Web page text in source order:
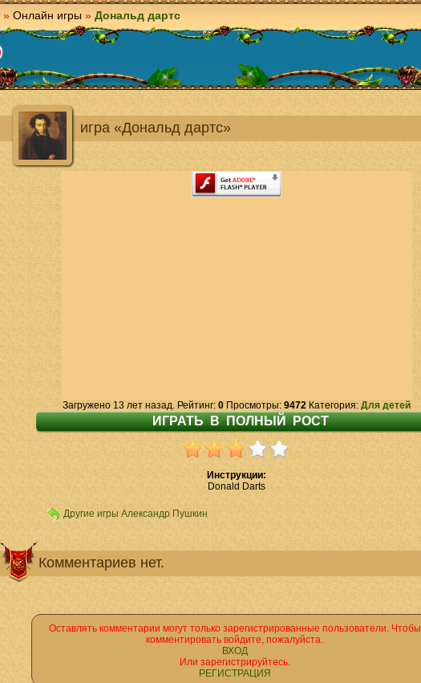
» Онлайн игры » Дональд дартс
игра «Дональд дартс»
Загружено 13 лет назад. Рейтинг: 0Просмотры: 9472Категория: Для детей
Инструкции:
Donald Darts
Другие игры Александр Пушкин
Комментариев нет.
Оставлять комментарии могут только зарегистрированные пользователи. Чтобы
комментировать войдите, пожалуйста.
ВХОД
Или зарегистрируйтесь.
РЕГИСТРАЦИЯ